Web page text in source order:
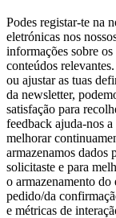
Podes registar-te na
eletrónicas nos
informações sobre
conteúdos
ou ajustar as tuas
da newsletter,
satisfação para
feedback ajuda-nos
melhorar
armazenamos dados
solicitaste e para
o armazenamento
pedido/da
e métricas de